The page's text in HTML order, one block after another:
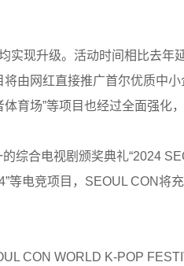
现升级。活动时间相比去年
由网红直接推广首尔优质中
体育场”等项目也经过全面强化
合电视剧颁奖典礼“2024
等电竞项目，SEOUL CON将
CON WORLD K-POP